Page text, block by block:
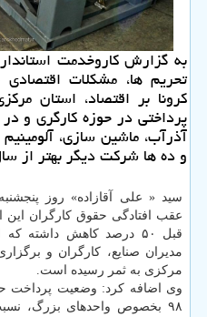
به گزارش كاروخدمت
تحریم ها، مشكلات اقتصادی
پرداختی در حوزه كارگری و
آذرآب، ماشین سازی،
و ده ها شركت دیگر بهتر از
سید « علی آقازاده» روز
عقب افتادگی حقوق كارگران
قبل ۵۰ درصد كاهش داشته
مدیران صنایع، كارگران و
مركزی به ثمر رسیده است.
وی اضافه كرد: وضعیت پرداخت
۹۸ بخصوص واحدهای بزرگ،